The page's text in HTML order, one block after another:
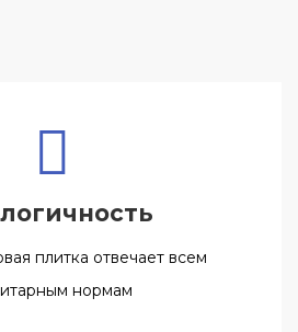
плитка отвечает всем
нормам